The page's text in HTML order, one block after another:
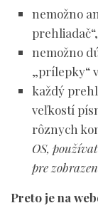
nemožno
prehliadač“,
nemožno
„prílepky“
každý
veľkostí
rôznych
OS,
pre
Preto je na